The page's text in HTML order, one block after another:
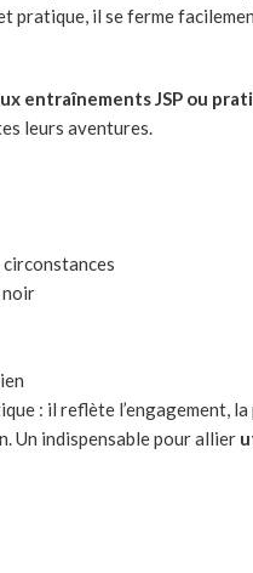
pratique, il se ferme
entraînements JSP ou
leurs aventures.
noir
: il reflète l’engagement,
Un indispensable pour allier